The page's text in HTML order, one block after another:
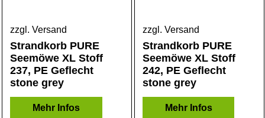
zzgl. Versand
Strandkorb PURE
Seemöwe XL Stoff
237, PE Geflecht
stone grey
Mehr Infos
zzgl. Versand
Strandkorb PURE
Seemöwe XL Stoff
242, PE Geflecht
stone grey
Mehr Infos